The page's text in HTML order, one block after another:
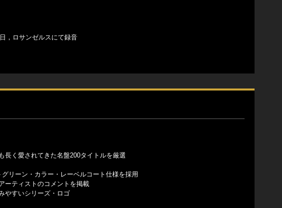
，ロサンゼルスにて録音
く愛されてきた名盤200タイトルを厳選
リーン・カラー・レーベルコート仕様を採用
ーティストのコメントを掲載
やすいシリーズ・ロゴ